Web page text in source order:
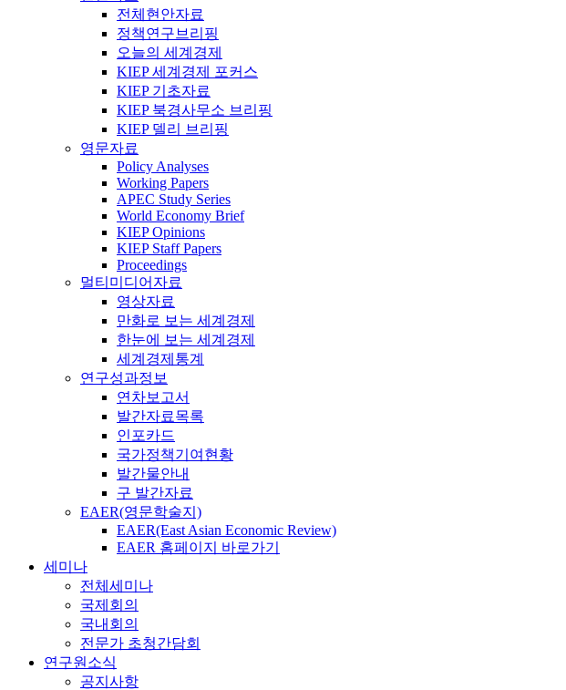
전체현안자료
정책연구브리핑
오늘의 세계경제
KIEP 세계경제 포커스
KIEP 기초자료
KIEP 북경사무소 브리핑
KIEP 델리 브리핑
영문자료
Policy Analyses
Working Papers
APEC Study Series
World Economy Brief
KIEP Opinions
KIEP Staff Papers
Proceedings
멀티미디어자료
영상자료
만화로 보는 세계경제
한눈에 보는 세계경제
세계경제통계
연구성과정보
연차보고서
발간자료목록
인포카드
국가정책기여현황
발간물안내
구 발간자료
EAER(영문학술지)
EAER(East Asian Economic Review)
EAER 홈페이지 바로가기
세미나
전체세미나
국제회의
국내회의
전문가 초청간담회
연구원소식
공지사항